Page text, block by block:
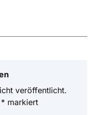
veröffentlicht.
* markiert